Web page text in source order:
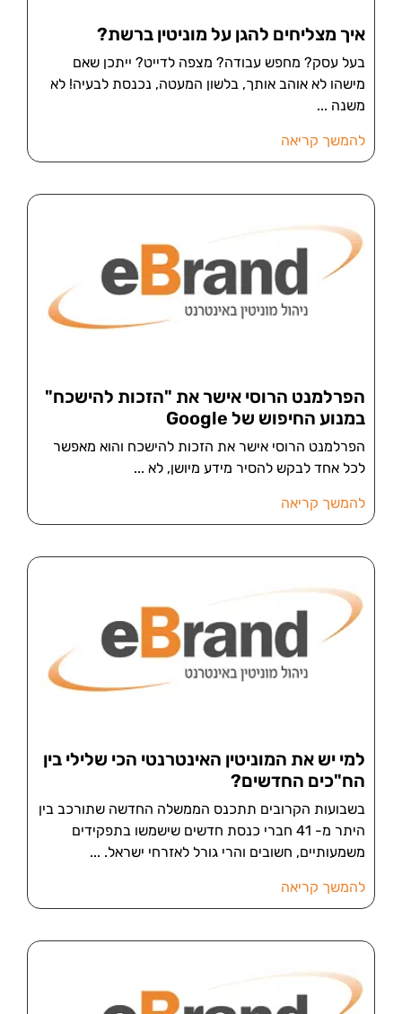
איך מצליחים להגן על מוניטין ברשת?
בעל עסק? מחפש עבודה? מצפה לדייט? ייתכן שאם
מישהו לא אוהב אותך, בלשון המעטה, נכנסת לבעיה! לא
משנה
להמשך קריאה
הפרלמנט הרוסי אישר את "הזכות להישכח"
במנוע החיפוש של Google
הפרלמנט הרוסי אישר את הזכות להישכח והוא מאפשר
לכל אחד לבקש להסיר מידע מיושן, לא
להמשך קריאה
למי יש את המוניטין האינטרנטי הכי שלילי בין
הח"כים החדשים?
בשבועות הקרובים תתכנס הממשלה החדשה שתורכב בין
היתר מ- 41 חברי כנסת חדשים שישמשו בתפקידים
משמעותיים, חשובים והרי גורל לאזרחי ישראל.
להמשך קריאה